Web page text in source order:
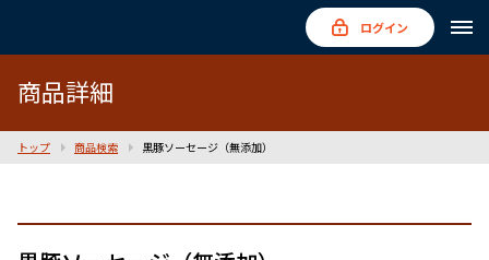
ログイン
商品詳細
トップ 商品検索 黒豚ソーセージ（無添加）